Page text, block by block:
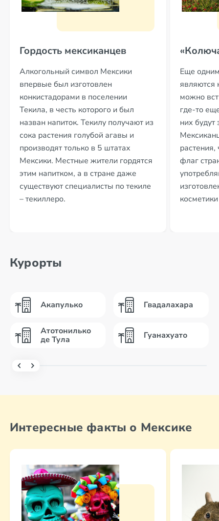
Гордость мексиканцев
Алкогольный символ Мексики
впервые был изготовлен
конкистадорами в поселении
Текила, в честь которого и был
назван напиток. Текилу получают из
сока растения голубой агавы и
производят только в 5 штатах
Мексики. Местные жители гордятся
этим напитком, а в стране даже
существуют специалисты по текиле
– текиллеро.
Еще
являются
можно
где-то
них
растения,
флаг
Курорты
Акапулько
Атотонилько
де Тула
Гвадалахара
Гуанахуато
Интересные факты о Мексике